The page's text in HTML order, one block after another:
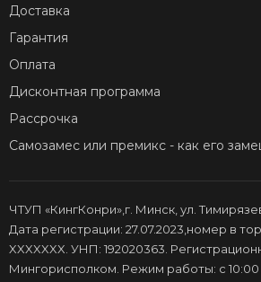
Доставка
Гарантия
Оплата
Дисконтная программа
Рассрочка
Самозамес или премикс - как его
ЧТУП «КингКонри»,г. Минск, ул.
Дата регистрации: 27.07.2023,номер в
XXXXXXX. УНП: 192020363.
Мингорисполком. Режим работы: с 10:00